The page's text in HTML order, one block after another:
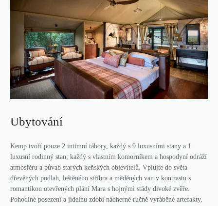
Ubytování
Kemp tvoří pouze 2 intimní tábory, každý s 9 luxusními stany a 1
luxusní rodinný stan; každý s vlastním komorníkem a hospodyní odráží
atmosféru a půvab starých keňských objevitelů. Vplujte do světa
dřevěných podlah, leštěného stříbra a měděných van v kontrastu s
romantikou otevřených plání Mara s hojnými stády divoké zvěře.
Pohodlné posezení a jídelnu zdobí nádherné ručně vyráběné artefakty,